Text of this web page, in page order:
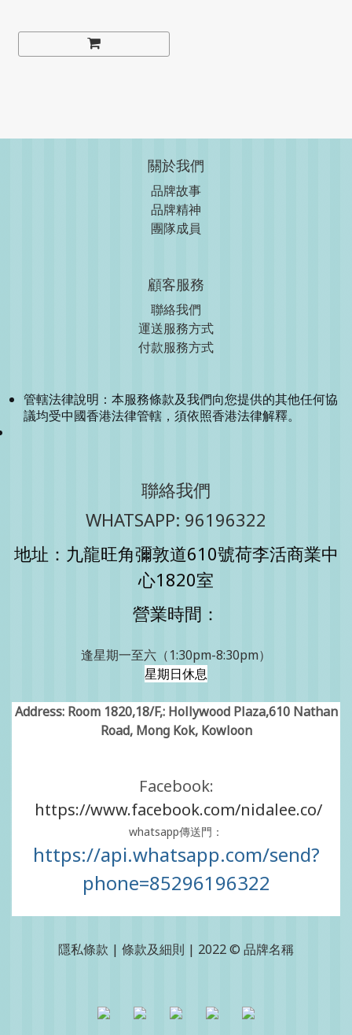
關於我們
品牌故事
品牌精神
團隊成員
顧客服務
聯絡我們
運送服務方式
付款服務方式
管轄法律說明：本服務條款及我們向您提供的其他任何協
議均受中國香港法律管轄，須依照香港法律解釋。
聯絡我們
WHATSAPP: 96196322
地址：九龍旺角彌敦道610號荷李活商業中
心1820室
營業時間：
逢星期一至六（1:30pm-8:30pm）
星期日休息
Address: Room 1820,18/F,: Hollywood Plaza,610 Nathan
Road, Mong Kok, Kowloon
Facebook:
https://www.facebook.com/nidalee.co/
whatsapp傳送門：
https://api.whatsapp.com/send?
phone=85296196322
隱私條款 | 條款及細則 | 2022 © 品牌名稱